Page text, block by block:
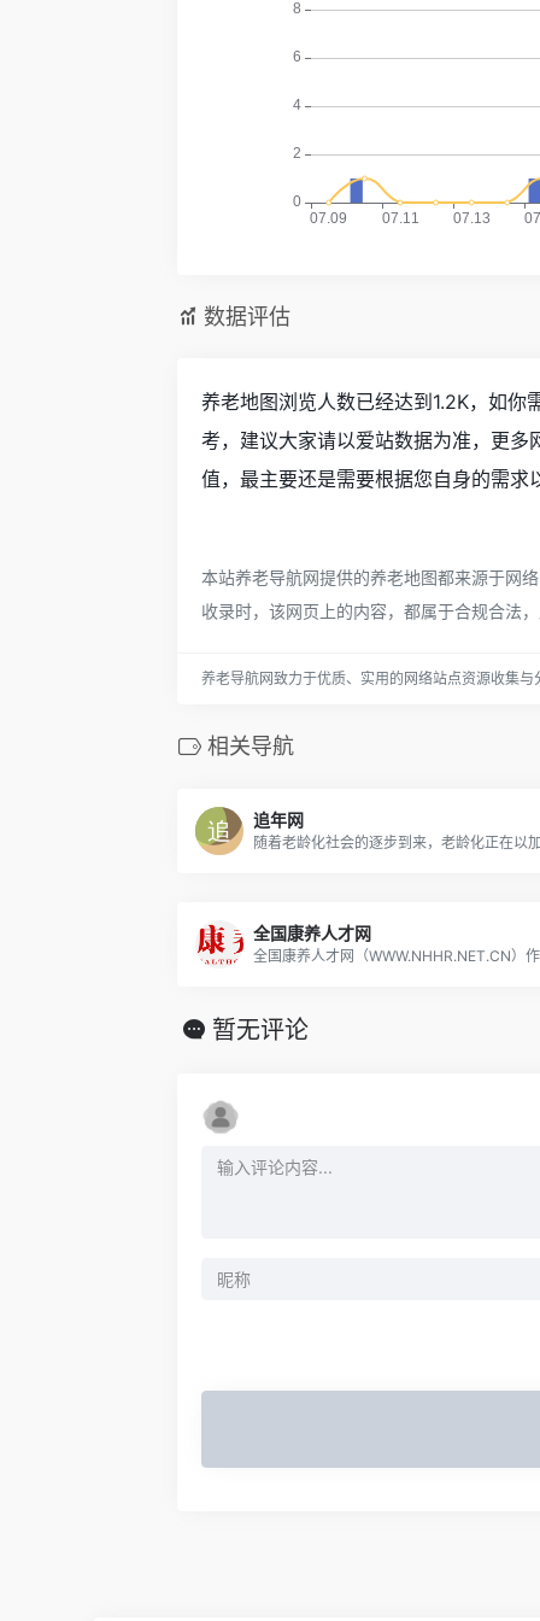
数据评估
养老地图浏览人数已经达到1.2K，如
考，建议大家请以爱站数据为准，更
值，最主要还是需要根据您自身的需
本站养老导航网提供的养老地图都来源于网
收录时，该网页上的内容，都属于合规合法
养老导航网致力于优质、实用的网络站点资源收集与
相关导航
追年网
全国康养人才网
暂无评论